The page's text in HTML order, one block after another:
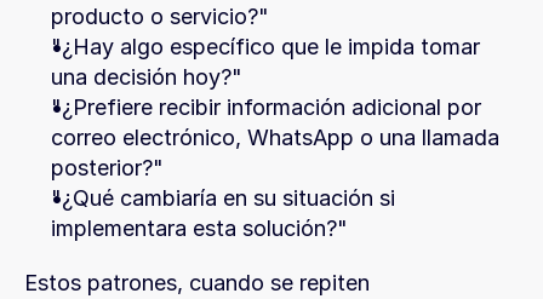
producto o servicio?"
"¿Hay algo específico que le impida tomar
una decisión hoy?"
"¿Prefiere recibir información adicional por
correo electrónico, WhatsApp o una llamada
posterior?"
"¿Qué cambiaría en su situación si
implementara esta solución?"
Estos patrones, cuando se repiten